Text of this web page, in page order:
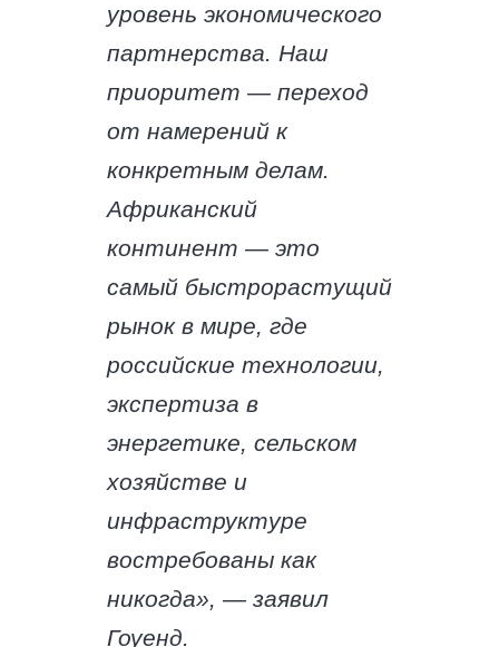
уровень экономического
партнерства. Наш
приоритет — переход
от намерений к
конкретным делам.
Африканский
континент — это
самый быстрорастущий
рынок в мире, где
российские технологии,
экспертиза в
энергетике, сельском
хозяйстве и
инфраструктуре
востребованы как
никогда», — заявил
Гоуенд.